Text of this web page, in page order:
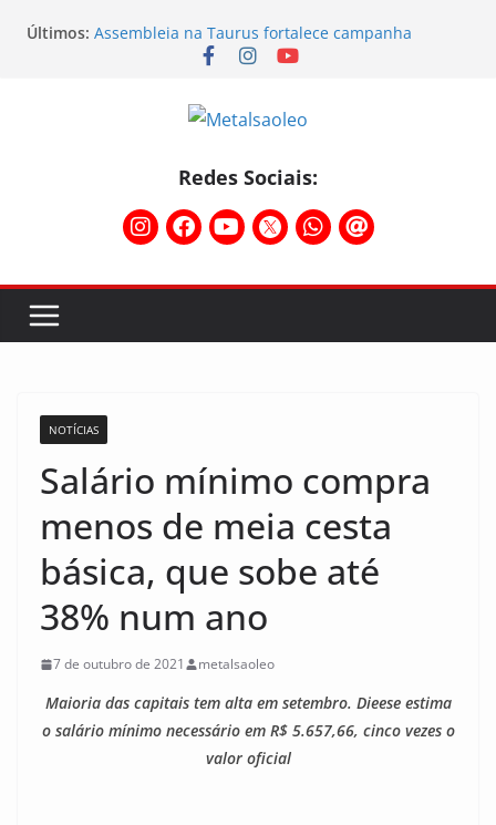
Últimos: Assembleia na Taurus fortalece campanha
salarial e mostra a força da categoria que exige
Nota de repúdio
Conselho Diretivo da CNM/CUT debate indústria e
Temporal destelha Ginásio Bigornão
Assembleia na Taurus – Campanha salarial
2026/2027
Redes Sociais:
NOTÍCIAS
Salário mínimo compra
menos de meia cesta
básica, que sobe até
38% num ano
7 de outubro de 2021 metalsaoleo
Maioria das capitais tem alta em setembro. Dieese estima
o salário mínimo necessário em R$ 5.657,66, cinco vezes o
valor oficial